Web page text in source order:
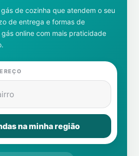
de cozinha que atendem o seu
de entrega e formas de
online com mais praticidade
.
na minha região